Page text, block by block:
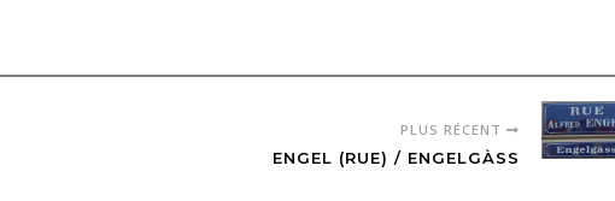
PLUS RÉCENT
ENGEL (RUE) / ENGELGÀSS